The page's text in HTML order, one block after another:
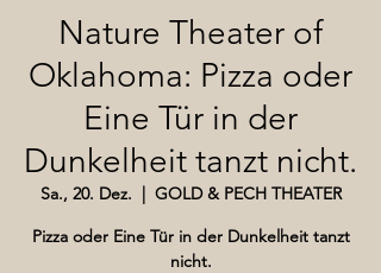
Nature Theater of
Oklahoma: Pizza oder
Eine Tür in der
Dunkelheit tanzt nicht.
Sa., 20. Dez.
  |
GOLD & PECH THEATER
Pizza oder Eine Tür in der Dunkelheit tanzt
nicht.